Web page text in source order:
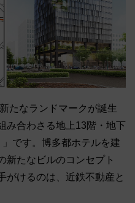
たなランドマークが誕生
み合わさる地上13階・地下
です。博多都ホテルを建
新たなビルのコンセプト
がけるのは、近鉄不動産と